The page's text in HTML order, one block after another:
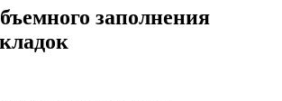
заполнения